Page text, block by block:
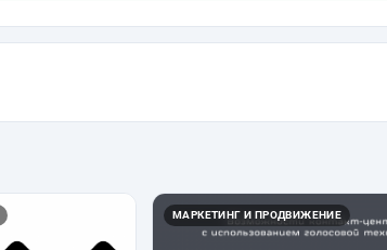
МАРКЕТИНГ И ПРОДВИЖЕНИЕ